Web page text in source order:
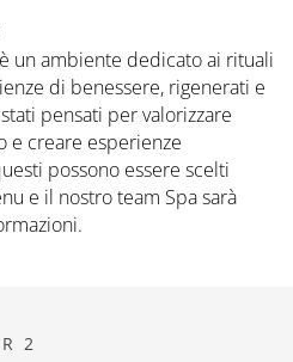
un ambiente dedicato ai rituali
di benessere, rigenerati e
pensati per valorizzare
e creare esperienze
possono essere scelti
e il nostro team Spa sarà
2